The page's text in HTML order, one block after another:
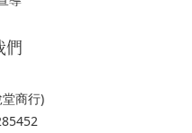
們
商行)